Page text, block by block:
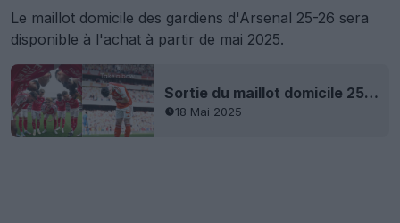
Le maillot domicile des gardiens d'Arsenal 25-26 sera
disponible à l'achat à partir de mai 2025.
Sortie du maillot domicile 25-26 d'Arsenal - Débuts sur le terrain
18 Mai 2025